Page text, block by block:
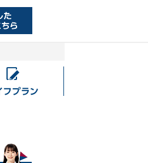
ラ
ラ
ン